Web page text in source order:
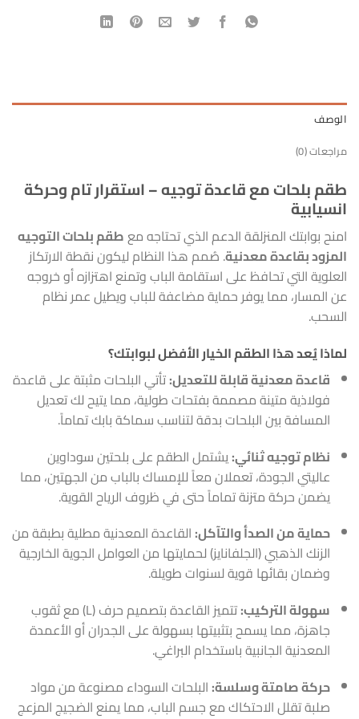
الوصف
مراجعات (0)
طقم بلحات مع قاعدة توجيه – استقرار تام وحركة
انسيابية
امنح بوابتك المنزلقة الدعم الذي تحتاجه معطقم بلحات التوجيه
المزود بقاعدة معدنية. صُمم هذا النظام ليكون نقطة الارتكاز
العلوية التي تحافظ على استقامة الباب وتمنع اهتزازه أو خروجه
عن المسار، مما يوفر حماية مضاعفة للباب ويطيل عمر نظام
السحب.
لماذا يُعد هذا الطقم الخيار الأفضل لبوابتك؟
قاعدة معدنية قابلة للتعديل:تأتي البلحات مثبتة على قاعدة
فولاذية متينة مصممة بفتحات طولية، مما يتيح لك تعديل
المسافة بين البلحات بدقة لتناسب سماكة بابك تماماً.
نظام توجيه ثنائي:يشتمل الطقم على بلحتين سوداوين
عاليتي الجودة، تعملان معاً للإمساك بالباب من الجهتين، مما
يضمن حركة متزنة تماماً حتى في ظروف الرياح القوية.
حماية من الصدأ والتآكل: القاعدة المعدنية مطلية بطبقة من
الزنك الذهبي (الجلفانايز) لحمايتها من العوامل الجوية الخارجية
وضمان بقائها قوية لسنوات طويلة.
سهولة التركيب:
تتميز القاعدة بتصميم حرف (L) مع ثقوب
جاهزة، مما يسمح بتثبيتها بسهولة على الجدران أو الأعمدة
المعدنية الجانبية باستخدام البراغي.
حركة صامتة وسلسة: البلحات السوداء مصنوعة من مواد
صلبة تقلل الاحتكاك مع جسم الباب، مما يمنع الضجيج المزعج